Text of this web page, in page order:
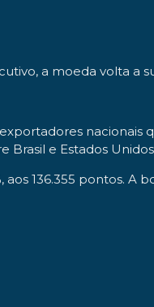
a moeda volta a
nacionais
e Estados
136.355 pontos. A